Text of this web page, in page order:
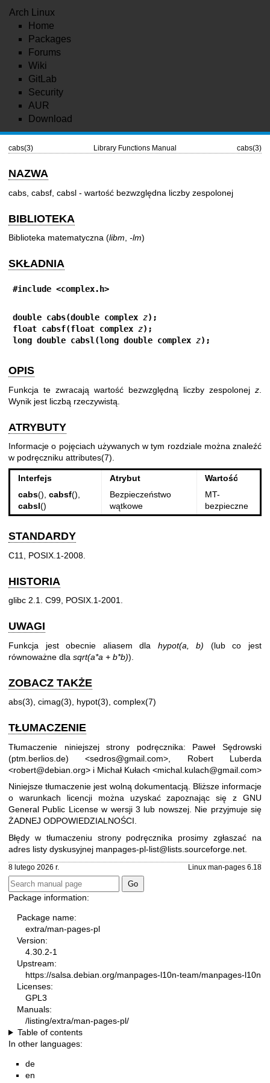
Arch Linux
Home
Packages
Forums
Wiki
GitLab
Security
AUR
Download
cabs(3) Library Functions Manual cabs(3)
NAZWA
cabs, cabsf, cabsl - wartość bezwzględna liczby zespolonej
BIBLIOTEKA
Biblioteka matematyczna (libm -lm)
SKŁADNIA
#include <complex.h>
double cabs(double complex z);
float cabsf(float complex z);
long double cabsl(long double complex z);
OPIS
Funkcja te zwracają wartość bezwzględną liczby zespolonej z
Wynik jest liczbą rzeczywistą.
ATRYBUTY
Informacje o pojęciach używanych w tym rozdziale można znaleźć
w podręczniku attributes(7)
Interfejs Atrybut
Wartość
cabs(), cabsf(),
cabsl()
Bezpieczeństwo
wątkowe
MT-
bezpieczne
STANDARDY
C11, POSIX.1-2008.
HISTORIA
glibc 2.1. C99, POSIX.1-2001.
UWAGI
Funkcja jest obecnie aliasem dla hypot(a, b) (lub co jest
równoważne dla sqrt(a*a + b*b)).
ZOBACZ TAKŻE
abs(3), cimag(3), hypot(3), complex(7)
TŁUMACZENIE
Tłumaczenie niniejszej strony podręcznika: Paweł Sędrowski
(ptm.berlios.de) <sedros@gmail.com>, Robert Luberda
<robert@debian.org> i Michał Kułach <michal.kulach@gmail.com>
Niniejsze tłumaczenie jest wolną dokumentacją. Bliższe informacje
o warunkach licencji można uzyskać zapoznając się z GNU
General Public License w wersji 3 lub nowszej. Nie przyjmuje się
ŻADNEJ ODPOWIEDZIALNOŚCI.
Błędy w tłumaczeniu strony podręcznika prosimy zgłaszać na
adres listy dyskusyjnej manpages-pl-list@lists.sourceforge.net
8 lutego 2026 r. Linux man-pages 6.18
Package information:
Package name:
extra/man-pages-pl
Version:
4.30.2-1
Upstream:
https://salsa.debian.org/manpages-l10n-team/manpages-l10n
Licenses:
GPL3
Manuals:
/listing/extra/man-pages-pl/
Table of contents
In other languages:
de
en